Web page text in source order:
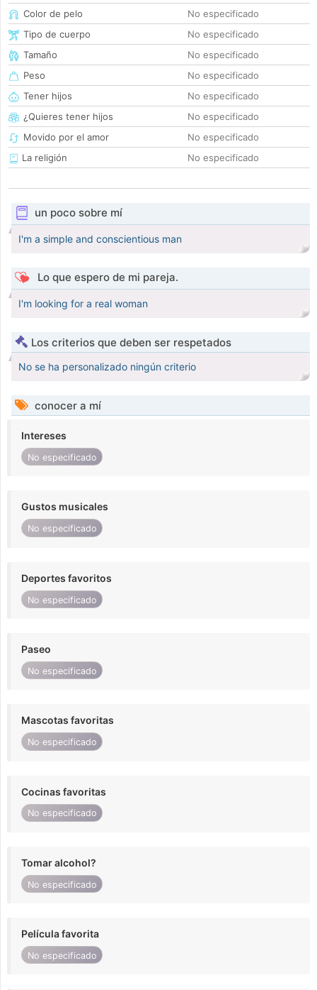
Color de pelo
No especificado
Tipo de cuerpo
No especificado
Tamaño
No especificado
Peso
No especificado
Tener hijos
No especificado
¿Quieres tener hijos
No especificado
Movido por el amor
No especificado
La religión
No especificado
un poco sobre mí
I'm a simple and conscientious man
Lo que espero de mi pareja.
I'm looking for a real woman
Los criterios que deben ser respetados
No se ha personalizado ningún criterio
conocer a mí
Intereses
No especificado
Gustos musicales
No especificado
Deportes favoritos
No especificado
Paseo
No especificado
Mascotas favoritas
No especificado
Cocinas favoritas
No especificado
Tomar alcohol?
No especificado
Película favorita
No especificado